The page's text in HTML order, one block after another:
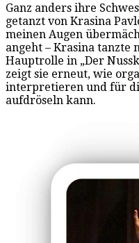
Ganz anders ihre
getanzt von Krasina
meinen Augen
angeht – Krasina tanzte
Hauptrolle in „Der
zeigt sie erneut, wie
interpretieren und für
aufdröseln kann.